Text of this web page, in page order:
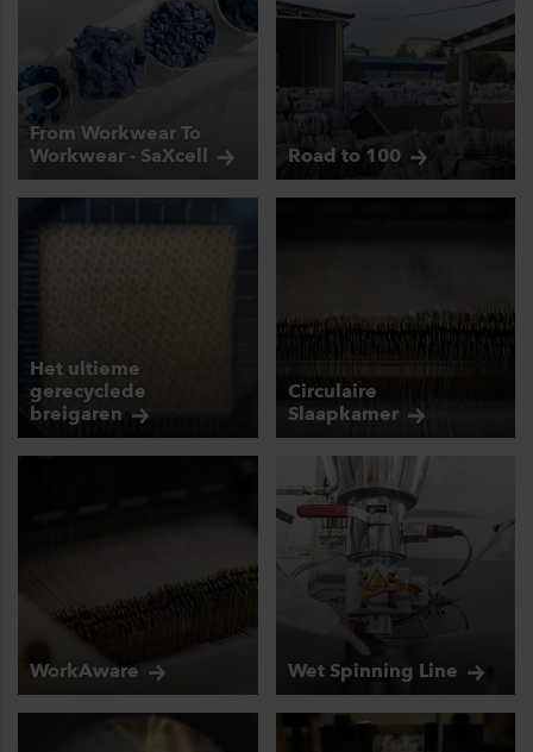
From Workwear To
Workwear - SaXcell Road to 100
Het ultieme
gerecyclede
breigaren
Circulaire
Slaapkamer
WorkAware Wet Spinning Line